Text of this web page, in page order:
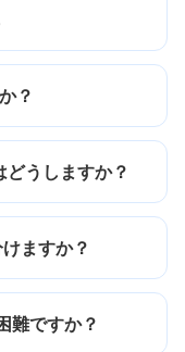
？
うしますか？
ますか？
難ですか？